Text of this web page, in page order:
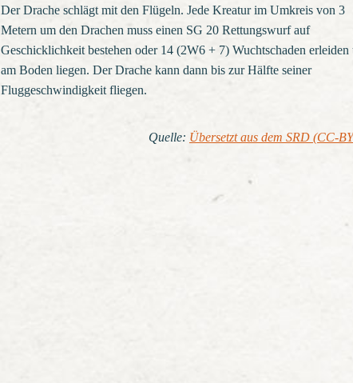
Der Drache schlägt mit den Flügeln. Jede Kreatur im Umkreis von 3
Metern um den Drachen muss einen SG 20 Rettungswurf auf
Geschicklichkeit bestehen oder 14 (2W6 + 7) Wuchtschaden erleiden
am Boden liegen. Der Drache kann dann bis zur Hälfte seiner
Fluggeschwindigkeit fliegen.
Quelle: Übersetzt aus dem SRD (CC-